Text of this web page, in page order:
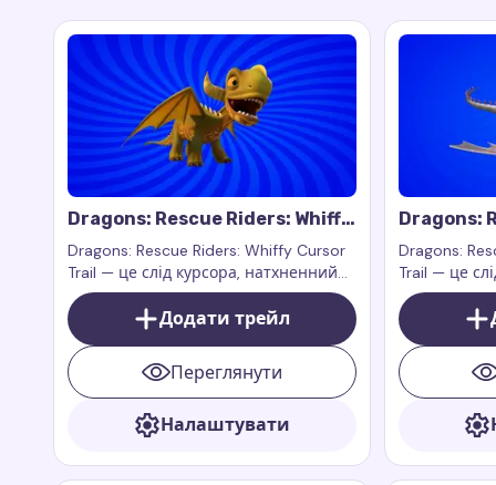
Dragons: Rescue Riders: Whiffy
Cursor Trail
Dragons: Rescue Riders: Whiffy Cursor
Trail — це слід курсора, натхненний
персонажем Віффі з анімаційного
серіалу Dragons: Rescue Riders
Додати трейл
Переглянути
Налаштувати
Dragons:
Cursor
Dragons:
Trail — це
серіалу